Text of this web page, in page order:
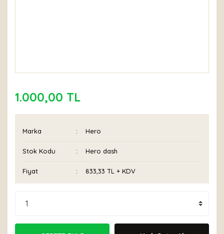
1.000,00 TL
Marka Hero
Stok Kodu Hero dash
Fiyat 833,33 TL + KDV